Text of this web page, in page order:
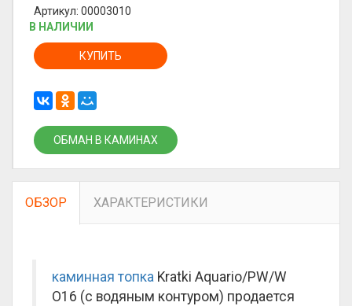
Артикул: 00003010
В НАЛИЧИИ
КУПИТЬ
ОБМАН В КАМИНАХ
ОБЗОР ХАРАКТЕРИСТИКИ
каминная топка Kratki Aquario/PW/W
O16 (с водяным контуром) продается